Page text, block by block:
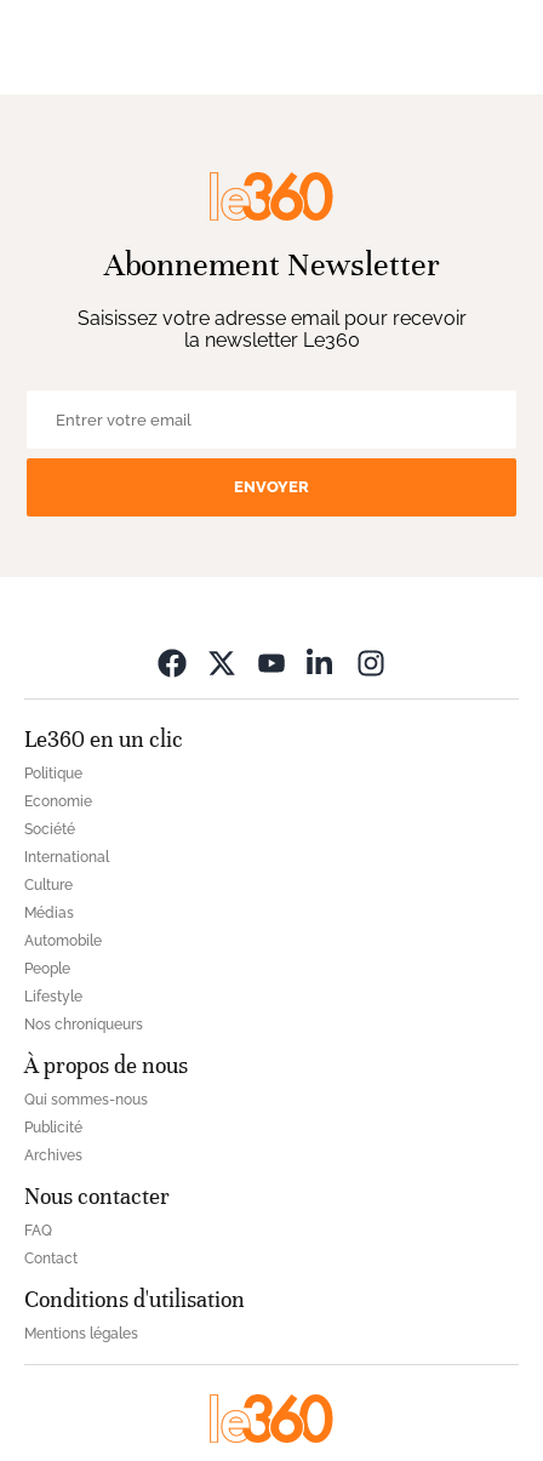
Abonnement Newsletter
Saisissez votre adresse email pour recevoir
la newsletter Le360
ENVOYER
Le360 en un clic
Politique
Economie
Société
International
Culture
Médias
Automobile
People
Lifestyle
Nos chroniqueurs
À propos de nous
Qui sommes-nous
Publicité
Archives
Nous contacter
FAQ
Contact
Conditions d'utilisation
Mentions légales